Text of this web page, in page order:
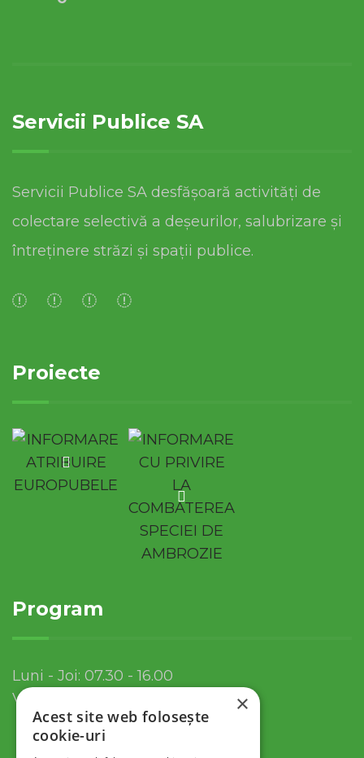
Servicii Publice SA
Servicii Publice SA desfășoară activități de
colectare selectivă a deșeurilor, salubrizare și
întreținere străzi și spații publice.
Proiecte
Program
Luni - Joi: 07.30 - 16.00
Vineri: 07.30 - 13.30
×
Acest site web folosește
cookie-uri